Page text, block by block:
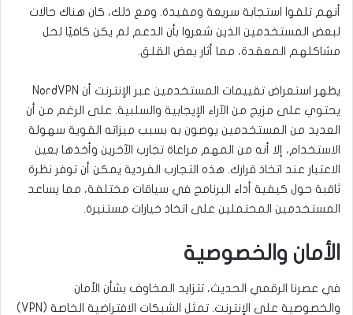
أنهم تلقوا استجابة سريعة ومفيدة. ومع ذلك، كان هناك حالات
لبعض المستخدمين الذين شعروا بأن الدعم لم يكن كافيًا لحل
مشاكلهم المعقدة، مما أثار بعض القلق.
يظهر استعراض تقييمات المستخدمين عبر الإنترنت أن NordVPN
يحتوي على مزيج من الآراء الإيجابية والسلبية. على الرغم من أن
العديد من المستخدمين يوصون به بسبب ميزاته القوية سهولة
الاستخدام، إلا أنه من المهم مراعاة تجارب الآخرين وأخذها بعين
الاعتبار عند اتخاذ قرارك. هذه التجارب الفردية يمكن أن توفر نظرة
ثاقبة حول كيفية أداء البرنامج في سياقات مختلفة، مما يساعد
المستخدمين المحتملين على اتخاذ خيارات مستنيرة.
الأمان والخصوصية
في عصرنا الرقمي الحديث، تتزايد المخاوف بشأن الأمان
والخصوصية على الإنترنت. تمثل الشبكات الافتراضية الخاصة (VPN)